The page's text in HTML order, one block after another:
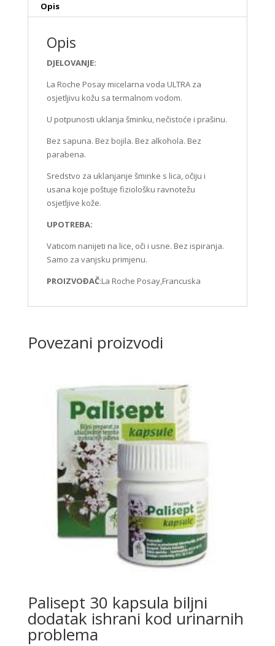
Opis
Opis
DJELOVANJE:
La Roche Posay micelarna voda ULTRA za
osjetljivu kožu sa termalnom vodom.
U potpunosti uklanja šminku, nečistoće i prašinu.
Bez sapuna. Bez bojila. Bez alkohola. Bez
parabena.
Sredstvo za uklanjanje šminke s lica, očiju i
usana koje poštuje fiziološku ravnotežu
osjetljive kože.
UPOTREBA:
Vaticom nanijeti na lice, oči i usne. Bez ispiranja.
Samo za vanjsku primjenu.
PROIZVOĐAČ:La Roche Posay,Francuska
Povezani proizvodi
Palisept 30 kapsula biljni
dodatak ishrani kod urinarnih
problema